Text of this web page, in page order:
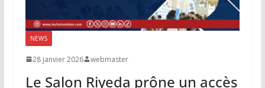
NEWS
28 janvier 2026 webmaster
Le Salon Riyeda prône un accès